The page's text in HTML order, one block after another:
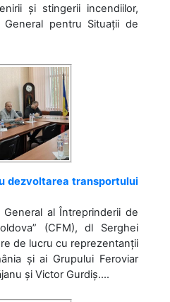
și stingerii incendiilor,
pentru Situații de
dezvoltarea transportului
al Întreprinderii de
(CFM), dl Serghei
de lucru cu reprezentanții
și ai Grupului Feroviar
și Victor Gurdiș....